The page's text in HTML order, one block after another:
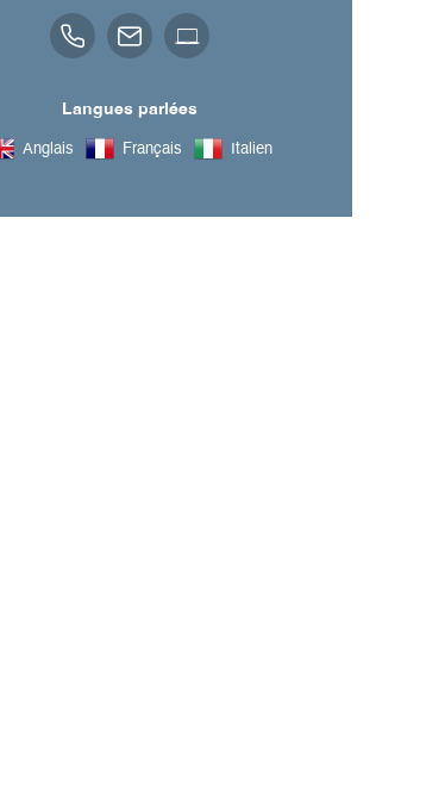
Langues parlées
Anglais Français Italien